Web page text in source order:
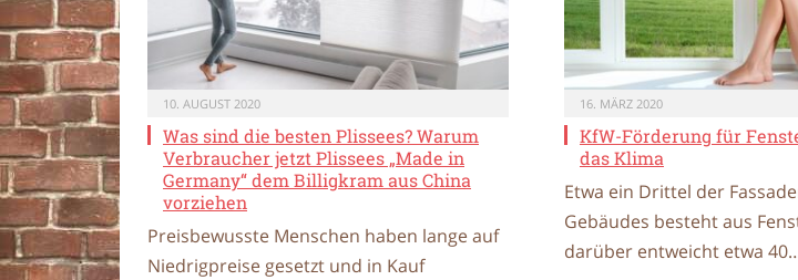
10. AUGUST 2020
Was sind die besten Plissees? Warum
Verbraucher jetzt Plissees „Made in
Germany“ dem Billigkram aus China
vorziehen
Preisbewusste Menschen haben lange auf
Niedrigpreise gesetzt und in Kauf
16. MÄRZ 2020
KfW-Förderung für
das Klima
Etwa ein Drittel der
Gebäudes besteht aus
darüber entweicht etwa